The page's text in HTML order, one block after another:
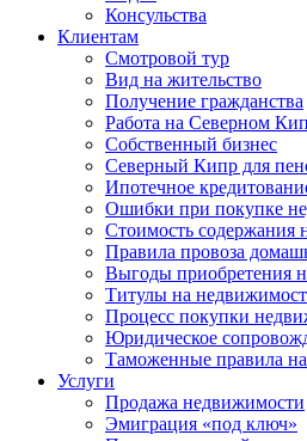
Консульства
Клиентам
Смотровой тур
Вид на жительство
Получение гражданства
Работа на Северном
Собственный бизнес
Северный Кипр для
Ипотечное
Ошибки при покупке
Стоимость содержания
Правила провоза
Выгоды приобретения
Титулы на
Процесс покупки
Юридическое
Таможенные правила
Услуги
Продажа недвижимости
Эмиграция «под ключ»